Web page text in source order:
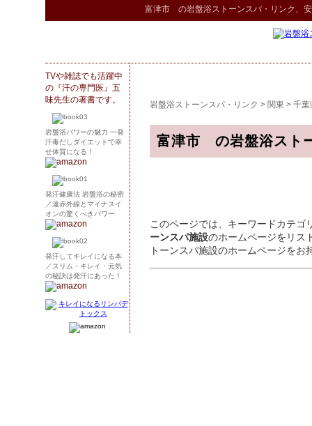
富津市 の岩盤浴ストーンスパ ・リンク 、
岩盤浴ストーンスパ・リンク > 関東 > 千葉
富津市 の岩盤浴スト
このページでは、キーワードカテゴ
ーンスパ施設のホームページをリス
トーンスパ施設のホームページを
TVや雑誌でも活躍中
の『汗の専門医』五
味先生の著書です。
岩盤浴パワーの魅力 一発
汗毒だしダイエットで幸
せ体質になる！
発汗健康法 岩盤浴の秘密
／遠赤外線とマイナスイ
オンの驚くべきパワー
発汗してキレイになる本
／スリム・キレイ・元気
の秘訣は発汗にあった！